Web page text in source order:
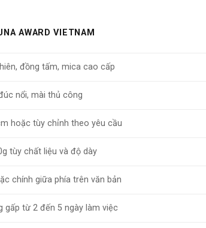
AWARD VIETNAM
đồng tấm, mica cao cấp
nổi, mài thủ công
hoặc tùy chỉnh theo yêu cầu
tùy chất liệu và độ dày
chính giữa phía trên văn bản
gấp từ 2 đến 5 ngày làm việc